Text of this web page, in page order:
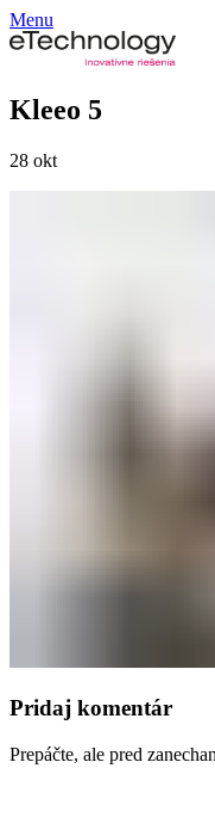
Menu
Kleeo 5
28 okt
Pridaj komentár
Prepáčte, ale pred